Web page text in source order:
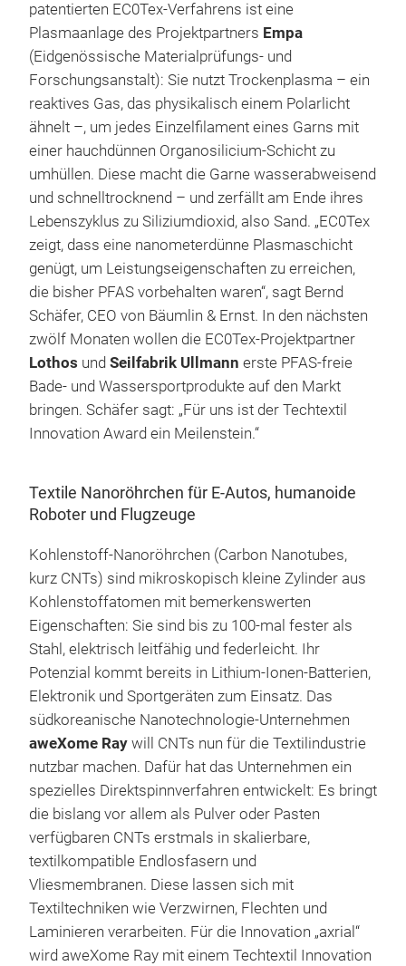
patentierten EC0Tex-Verfahrens ist eine
Plasmaanlage des Projektpartners Empa
(Eidgenössische Materialprüfungs- und
Forschungsanstalt): Sie nutzt Trockenplasma – ein
reaktives Gas, das physikalisch einem Polarlicht
ähnelt –, um jedes Einzelfilament eines Garns mit
einer hauchdünnen Organosilicium-Schicht zu
umhüllen. Diese macht die Garne wasserabweisend
und schnelltrocknend – und zerfällt am Ende ihres
Lebenszyklus zu Siliziumdioxid, also Sand. „EC0Tex
zeigt, dass eine nanometerdünne Plasmaschicht
genügt, um Leistungseigenschaften zu erreichen,
die bisher PFAS vorbehalten waren“, sagt Bernd
Schäfer, CEO von Bäumlin & Ernst. In den nächsten
zwölf Monaten wollen die EC0Tex-Projektpartner
Lothos und Seilfabrik Ullmann erste PFAS-freie
Bade- und Wassersportprodukte auf den Markt
bringen. Schäfer sagt: „Für uns ist der Techtextil
Innovation Award ein Meilenstein.“
Textile Nanoröhrchen für E-Autos, humanoide
Roboter und Flugzeuge
Kohlenstoff-Nanoröhrchen (Carbon Nanotubes,
kurz CNTs) sind mikroskopisch kleine Zylinder aus
Kohlenstoffatomen mit bemerkenswerten
Eigenschaften: Sie sind bis zu 100-mal fester als
Stahl, elektrisch leitfähig und federleicht. Ihr
Potenzial kommt bereits in Lithium-Ionen-Batterien,
Elektronik und Sportgeräten zum Einsatz. Das
südkoreanische Nanotechnologie-Unternehmen
aweXome Ray will CNTs nun für die Textilindustrie
nutzbar machen. Dafür hat das Unternehmen ein
spezielles Direktspinnverfahren entwickelt: Es bringt
die bislang vor allem als Pulver oder Pasten
verfügbaren CNTs erstmals in skalierbare,
textilkompatible Endlosfasern und
Vliesmembranen. Diese lassen sich mit
Textiltechniken wie Verzwirnen, Flechten und
Laminieren verarbeiten. Für die Innovation „axrial“
wird aweXome Ray mit einem Techtextil Innovation